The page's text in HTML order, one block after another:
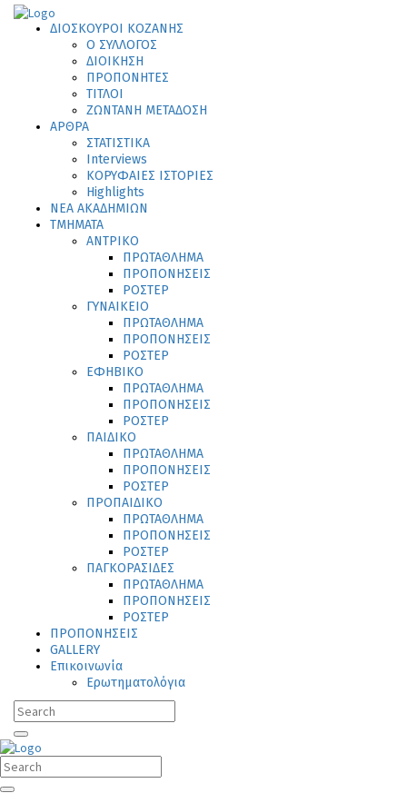
ΔΙΟΣΚΟΥΡΟΙ ΚΟΖΑΝΗΣ
Ο ΣΥΛΛΟΓΟΣ
ΔΙΟΙΚΗΣΗ
ΠΡΟΠΟΝΗΤΕΣ
ΤΙΤΛΟΙ
ΖΩΝΤΑΝΗ ΜΕΤΑΔΟΣΗ
ΑΡΘΡΑ
ΣΤΑΤΙΣΤΙΚΑ
Interviews
ΚΟΡΥΦΑΙΕΣ ΙΣΤΟΡΙΕΣ
Highlights
ΝΕΑ ΑΚΑΔΗΜΙΩΝ
ΤΜΗΜΑΤΑ
ΑΝΤΡΙΚΟ
ΠΡΩΤΑΘΛΗΜΑ
ΠΡΟΠΟΝΗΣΕΙΣ
ΡΟΣΤΕΡ
ΓΥΝΑΙΚΕΙΟ
ΠΡΩΤΑΘΛΗΜΑ
ΠΡΟΠΟΝΗΣΕΙΣ
ΡΟΣΤΕΡ
ΕΦΗΒΙΚΟ
ΠΡΩΤΑΘΛΗΜΑ
ΠΡΟΠΟΝΗΣΕΙΣ
ΡΟΣΤΕΡ
ΠΑΙΔΙΚΟ
ΠΡΩΤΑΘΛΗΜΑ
ΠΡΟΠΟΝΗΣΕΙΣ
ΡΟΣΤΕΡ
ΠΡΟΠΑΙΔΙΚΟ
ΠΡΩΤΑΘΛΗΜΑ
ΠΡΟΠΟΝΗΣΕΙΣ
ΡΟΣΤΕΡ
ΠΑΓΚΟΡΑΣΙΔΕΣ
ΠΡΩΤΑΘΛΗΜΑ
ΠΡΟΠΟΝΗΣΕΙΣ
ΡΟΣΤΕΡ
ΠΡΟΠΟΝΗΣΕΙΣ
GALLERY
Επικοινωνία
Ερωτηματολόγια